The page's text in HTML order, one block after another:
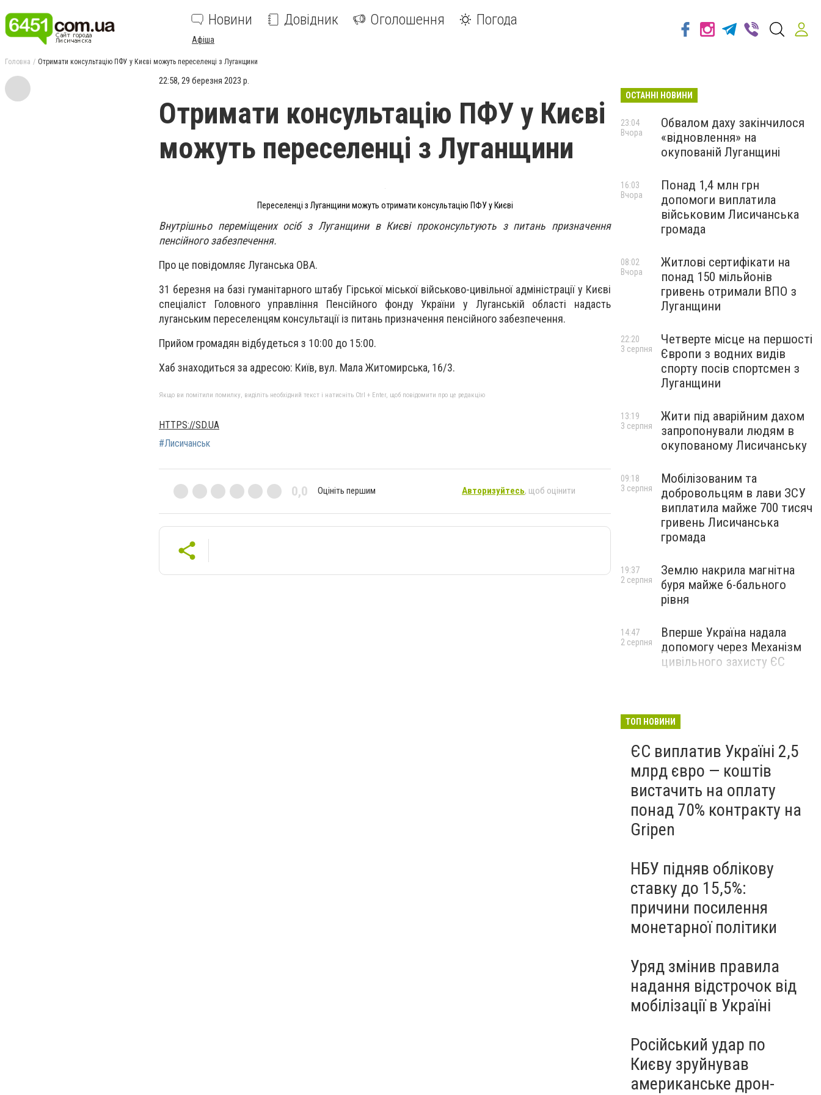
Новини Довідник Оголошення Погода
Афіша
Головна Отримати консультацію ПФУ у Києві можуть переселенці з Луганщини
22:58, 29 березня 2023 р.
Отримати консультацію ПФУ у Києві
можуть переселенці з Луганщини
Переселенці з Луганщини можуть отримати консультацію ПФУ у Києві
Внутрішньо переміщених осіб з Луганщини в Києві проконсультують з питань призначення
пенсійного забезпечення.
Про це повідомляє Луганська ОВА.
31 березня на базі гуманітарного штабу Гірської міської військово-цивільної адміністрації у Києві
спеціаліст Головного управління Пенсійного фонду України у Луганській області надасть
луганським переселенцям консультації із питань призначення пенсійного забезпечення.
Прийом громадян відбудеться з 10:00 до 15:00.
Хаб знаходиться за адресою: Київ, вул. Мала Житомирська, 16/3.
Якщо ви помітили помилку, виділіть необхідний текст і натисніть Ctrl + Enter, щоб повідомити про це редакцію
HTTPS://SD.UA
#Лисичанськ
0,0 Оцініть першим Авторизуйтесь, щоб оцінити
ОСТАННІ НОВИНИ
Обвалом даху закінчилося
«відновлення» на
окупованій Луганщині
23:04
Вчора
Понад 1,4 млн грн
допомоги виплатила
військовим Лисичанська
громада
16:03
Вчора
Житлові сертифікати на
понад 150 мільйонів
гривень отримали ВПО з
Луганщини
08:02
Вчора
Четверте місце на першості
Європи з водних видів
спорту посів спортсмен з
Луганщини
22:20
3 серпня
Жити під аварійним дахом
запропонували людям в
окупованому Лисичанську
13:19
3 серпня
Мобілізованим та
добровольцям в лави ЗСУ
виплатила майже 700 тисяч
гривень Лисичанська
громада
09:18
3 серпня
Землю накрила магнітна
буря майже 6-бального
рівня
19:37
2 серпня
Вперше Україна надала
допомогу через Механізм
цивільного захисту ЄС
14:47
2 серпня
ТОП НОВИНИ
ЄС виплатив Україні 2,5
млрд євро — коштів
вистачить на оплату
понад 70% контракту на
Gripen
НБУ підняв облікову
ставку до 15,5%:
причини посилення
монетарної політики
Уряд змінив правила
надання відстрочок від
мобілізації в Україні
Російський удар по
Києву зруйнував
американське дрон-